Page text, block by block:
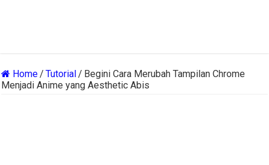
Home/ Tutorial/ Begini Cara Merubah Tampilan Chrome
Menjadi Anime yang Aesthetic Abis